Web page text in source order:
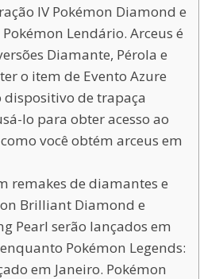
IV Pokémon Diamond e
Lendário. Arceus é
Diamante, Pérola e
o item de Evento Azure
dispositivo de trapaça
lo para obter acesso ao
você obtém arceus em
remakes de diamantes e
Brilliant Diamond e
Pearl serão lançados em
Pokémon Legends:
em Janeiro. Pokémon